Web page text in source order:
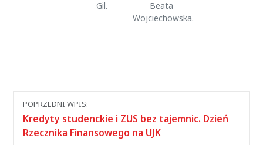
Gil.
Beata
Wojciechowska.
Nawigacja
między
wpisami
POPRZEDNI WPIS:
Kredyty studenckie i ZUS bez tajemnic. Dzień
Rzecznika Finansowego na UJK